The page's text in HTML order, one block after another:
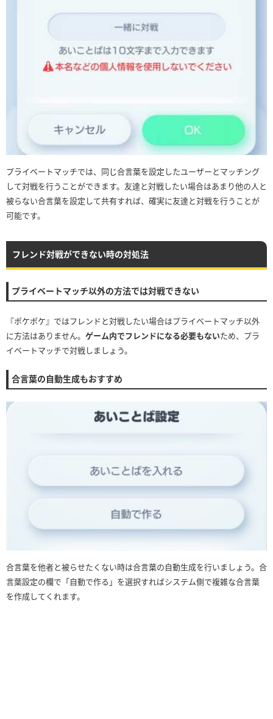
プライベートマッチでは、同じ合言葉を設定したユーザーとマッチング
して対戦を行うことができます。友達と対戦したい場合はあまり他の人と
被らない合言葉を設定して共有すれば、確実に友達と対戦を行うことが
可能です。
フレンド対戦ができない時の対処法
プライベートマッチ以外の方法では対戦できない
『ポケポケ』ではフレンドと対戦したい場合はプライベートマッチ以外
に方法はありません。 ゲーム内でフレンドになる必要もないため、プラ
イベートマッチで対戦しましょう。
合言葉の自動生成もおすすめ
合言葉を他者と被らせたくない時は合言葉の自動生成を行いましょう。合
言葉設定の欄で「自動で作る」を選択すればシステム側で複雑な合言葉
を作成してくれます。